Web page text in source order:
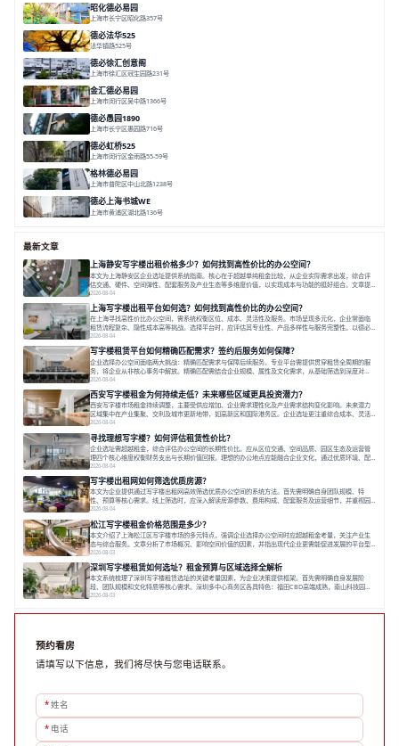
昭化德必易园
上海市长宁区昭化路357号
德必法华525
法华镇路525号
德必徐汇创意阁
上海市徐汇区冠生园路231号
金汇德必易园
上海市闵行区吴中路1366号
德必愚园1890
上海市长宁区愚园路716号
德必虹桥525
上海市闵行区金雨路55-59号
格林德必易园
上海市普陀区中山北路1238号
德必上海书城WE
上海市黄浦区湖北路136号
最新文章
上海静安写字楼出租价格多少？如何找到高性价比的办公空间？
本文为上海静安区企业选址提供系统指南。核心在于超越单纯租金比较，从企业实际需求出发，综合评
估交通、硬件、空间弹性、配套服务及产业生态等多维度价值，以实现成本与功能的挺好组合。文章提
出打破固定工位思维，采用精装灵活空间与共享配套以提升性价比，并通过不同规模企业的实际案例加
以说明。之后指出，专业运营服务商提供的稳定环境、社群活动与产业集聚等增值服务，是很大化空间
价值、助力企业成长的关键。对于许多在
2026-08-04
上海写字楼出租平台如何选？如何找到高性价比的办公空间？
在上海寻找高性价比办公空间，需系统权衡区位、成本、灵活性及服务。市场呈现多元化，企业常面临
租赁流程复杂、隐性成本高等挑战。选择平台时，应评估其专业性、产品多样性与服务完整性。以德必
为例，其提供从空间到生态的解决方案，通过特色园区、灵活产品和丰富配套，满足不同企业需求。企
业应明确自身需求，实地考察，选择能支持长期发展、提升竞争力的办公空间。在上海寻找合适的办公
空间，对于企业行政负责人、中小企业主
2026-08-04
写字楼租赁平台如何精确匹配需求？签约后服务如何保障？
企业选择办公空间面临两大挑战：精确匹配需求与保障后续服务。专业平台需提供贯穿租赁全周期的服
务，将企业从非核心事务中解放。精确匹配需结合企业规模、属性及文化需求，从基础筛选到深度对
接；签约后则需构建覆盖硬件运维、共享配套及专业物业的全周期保障体系。德必集团通过标准化服务
与个性化运营结合，以全国布局和产业生态圈为企业提供稳定支持，体现了从信息撮合到深度服务的能
力转变。在为企业寻找办公空间的过程中，
2026-08-04
西安写字楼租金为何持续走低？未来哪些区域更具投资潜力？
西安写字楼市场租金持续调整，主要受供应增加、企业需求理性化及产业需求结构变化影响。未来潜力
区域集中在产业集聚、交利及城市更新地带，如高新区和国际港务区。企业选址更注重综合成本、灵活
性与员工体验，倾向于提供全包式服务的办公空间。专业运营方通过空间优化与社群服务，助力企业成
长，推动市场向多元化、高性价比方向发展。近年来，西安写字楼市场呈现出租金持续调整的态势，这
一现象引发了的广泛关注。作为西部重要
2026-08-04
寻找理想写字楼？如何评估租赁性价比？
企业选址需超越租金，综合评估办公空间的长期性价比。应从区位交通、空间品质、园区生态及运营管
理四个核心维度权衡财务支出与长期价值回报。理想的办公地点应能融合企业文化，通过优质环境、配
套服务及社群资源赋能业务增长，实现成本与价值的平衡。对于许多正在成长或寻求稳定发展的企业而
言，寻找一处合适的办公空间是一项至关重要的决策。这不仅关系到团队的日常工作效率与协作氛围，
更直接影响着企业的品牌形象、运营成本
2026-08-04
写字楼出租网如何筛选优质房源？
本文为企业提供通过写字楼出租网高效筛选优质办公空间的系统方法。首先需明确自身团队规模、特
性、预算等核心需求。线上筛选时，应深入解读房源参数、费用构成、配套服务及运营细节，并重视园
区产业生态与交通区位价值。同时，需考察运营方的品牌背景与持续服务能力。完成线上初选后，必须
进行线下实地验证，核对空间实景、测试设施、感受园区氛围并确认合同条款，从而做出精确决策。在
数字化时代，写字楼出租网已成为企业寻找
2026-08-04
松江写字楼租金价格范围是多少？
本文介绍了上海松江区写字楼市场的多元特点，强调企业选择办公空间时应超越租金考量，关注产业生
态与综合服务。文章分析了市场概况、影响空间价值的因素，并指出现代企业更需能促进发展的平台型
空间。之后，以德必集团为例，说明运营方如何通过构建服务生态助力企业成长，建议企业系统评估需
求与长期价值，选择匹配的发展载体。对于许多寻求在上海松江区设立或扩展办公空间的企业而言，了
解该区域的写字楼市场概况是决策的首先
2026-08-03
深圳写字楼租赁如何选址？租金预算与区域选择全解析
本文系统梳理了深圳写字楼租赁选址的关键考量因素，为企业决策提供框架。首先需明确自身发展阶
段、团队规模和文化特质等核心需求。深圳多中心商务区各具特色：福田CBD高端成熟，南山科技园创
新活力强，前海具政策优势。除传统写字楼外，创意产业园注重生态与社群，适合文创、科技类企业。
款。选址是综合性战略决策，旨在让办公
2026-08-03
预约看房
请填写以下信息，我们将尽快与您电话联系。
*姓名
* 电话